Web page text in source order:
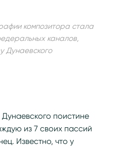
композитора стала
каналов,
Дунаевского
поистине
из 7 своих пассий
Известно, что у